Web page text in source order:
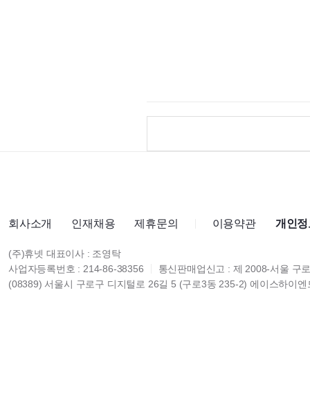
회사소개 인재채용 제휴문의 이용약관 개인
(주)휴넷 대표이사 : 조영탁
사업자등록번호 : 214-86-38356
통신판매업신고 : 제 2008-서울 구
(08389) 서울시 구로구 디지털로 26길 5 (구로3동 235-2) 에이스하이